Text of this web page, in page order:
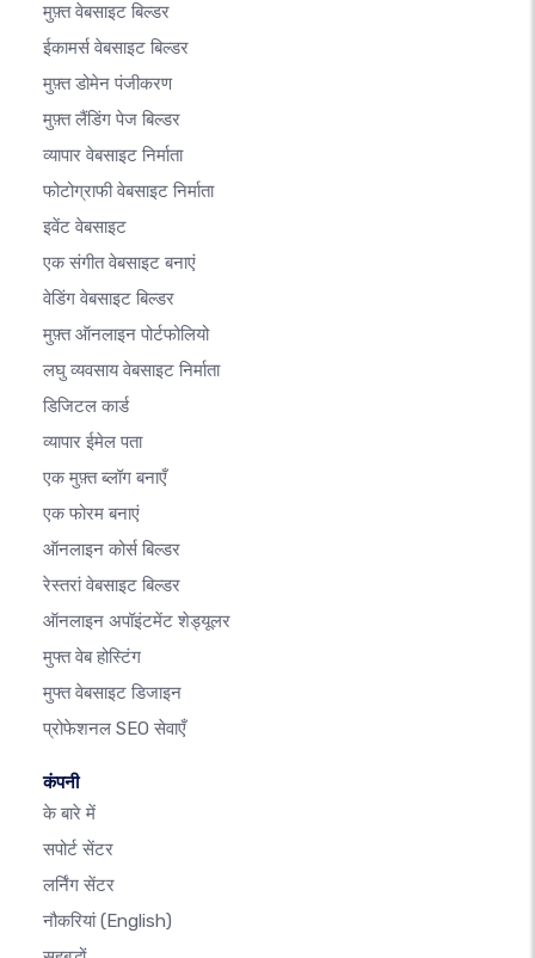
मुफ़्त वेबसाइट बिल्डर
ईकामर्स वेबसाइट बिल्डर
मुफ़्त डोमेन पंजीकरण
मुफ़्त लैंडिंग पेज बिल्डर
व्यापार वेबसाइट निर्माता
फोटोग्राफी वेबसाइट निर्माता
इवेंट वेबसाइट
एक संगीत वेबसाइट बनाएं
वेडिंग वेबसाइट बिल्डर
मुफ़्त ऑनलाइन पोर्टफोलियो
लघु व्यवसाय वेबसाइट निर्माता
डिजिटल कार्ड
व्यापार ईमेल पता
एक मुफ़्त ब्लॉग बनाएँ
एक फोरम बनाएं
ऑनलाइन कोर्स बिल्डर
रेस्तरां वेबसाइट बिल्डर
ऑनलाइन अपॉइंटमेंट शेड्यूलर
मुफ्त वेब होस्टिंग
मुफ्त वेबसाइट डिजाइन
प्रोफेशनल SEO सेवाएँ
कंपनी
के बारे में
सपोर्ट सेंटर
लर्निंग सेंटर
नौकरियां(English)